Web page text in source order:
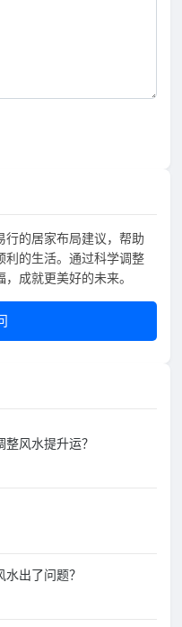
行的居家布局建议，帮助
利的生活。通过科学调整
成就更美好的未来。
风水提升运？
出了问题？